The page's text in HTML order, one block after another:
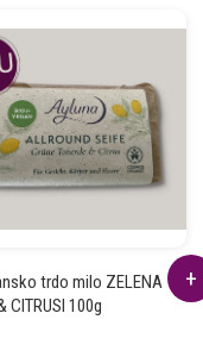
trdo milo ZELENA
CITRUSI 100g